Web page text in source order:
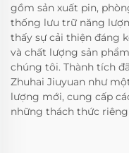
gồm sản xuất pin,
thống lưu trữ năng
thấy sự cải thiện đáng
và chất lượng sản
chúng tôi. Thành tích
Zhuhai Jiuyuan như
lượng mới, cung cấp
những thách thức